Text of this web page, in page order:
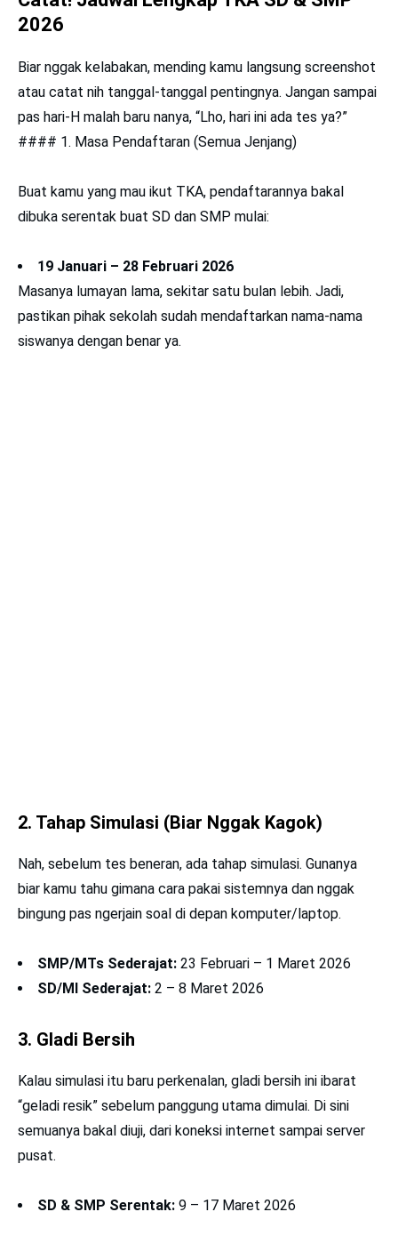
2026
Biar nggak kelabakan, mending kamu langsung screenshot
atau catat nih tanggal-tanggal pentingnya. Jangan sampai
pas hari-H malah baru nanya, “Lho, hari ini ada tes ya?”
#### 1. Masa Pendaftaran (Semua Jenjang)
Buat kamu yang mau ikut TKA, pendaftarannya bakal
dibuka serentak buat SD dan SMP mulai:
19 Januari – 28 Februari 2026
Masanya lumayan lama, sekitar satu bulan lebih. Jadi,
pastikan pihak sekolah sudah mendaftarkan nama-nama
siswanya dengan benar ya.
2. Tahap Simulasi (Biar Nggak Kagok)
Nah, sebelum tes beneran, ada tahap simulasi. Gunanya
biar kamu tahu gimana cara pakai sistemnya dan nggak
bingung pas ngerjain soal di depan komputer/laptop.
SMP/MTs Sederajat: 23 Februari – 1 Maret 2026
SD/MI Sederajat: 2 – 8 Maret 2026
3. Gladi Bersih
Kalau simulasi itu baru perkenalan, gladi bersih ini ibarat
“geladi resik” sebelum panggung utama dimulai. Di sini
semuanya bakal diuji, dari koneksi internet sampai server
pusat.
SD & SMP Serentak: 9 – 17 Maret 2026